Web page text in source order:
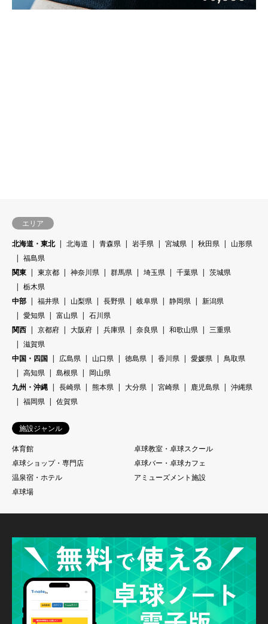
エリア
北海道・東北
北海道 青森県 岩手県 宮城県 秋田県
山形県
福島県
関東
東京都 神奈川県 群馬県 埼玉県 千葉県
茨城県
栃木県
中部
福井県 山梨県 長野県 岐阜県 静岡県
新潟県
愛知県
富山県
石川県
関西
京都府 大阪府 兵庫県 奈良県 和歌山県
三重県
滋賀県
中国・四国
広島県 山口県 徳島県 香川県 愛媛県
鳥取県
高知県
島根県
岡山県
九州・沖縄
長崎県 熊本県 大分県 宮崎県 鹿児島県
沖縄県
福岡県
佐賀県
施設ジャンル
体育館
卓球教室・卓球スクール
卓球ショップ・専門店
卓球バー・卓球カフェ
温泉宿・ホテル
アミューズメント施設
卓球場